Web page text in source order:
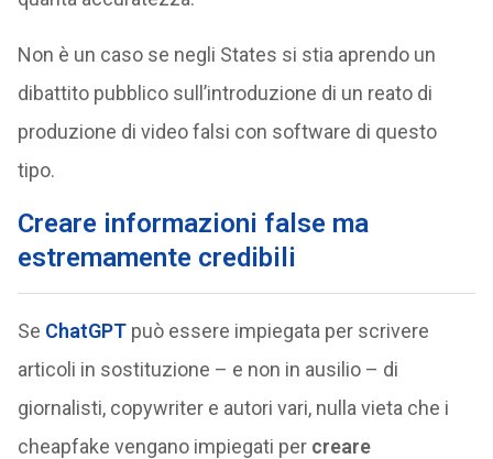
Non è un caso se negli States si stia aprendo un
dibattito pubblico sull’introduzione di un reato di
produzione di video falsi con software di questo
tipo.
Creare informazioni false ma
estremamente credibili
Se ChatGPTpuò essere impiegata per scrivere
articoli in sostituzione – e non in ausilio – di
giornalisti, copywriter e autori vari, nulla vieta che i
cheapfake vengano impiegati percreare